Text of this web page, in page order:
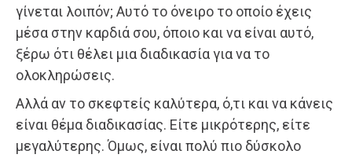
γίνεται λοιπόν; Αυτό το όνειρο το οποίο έχεις
μέσα στην καρδιά σου, όποιο και να είναι αυτό,
ξέρω ότι θέλει μια διαδικασία για να το
ολοκληρώσεις.
Αλλά αν το σκεφτείς καλύτερα, ό,τι και να κάνεις
είναι θέμα διαδικασίας. Είτε μικρότερης, είτε
μεγαλύτερης. Όμως, είναι πολύ πιο δύσκολο